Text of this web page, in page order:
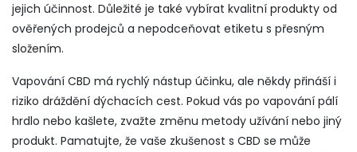
jejich účinnost. Důležité je také vybírat kvalitní produkty od
ověřených prodejců a nepodceňovat etiketu s přesným
složením.
Vapování CBD má rychlý nástup účinku, ale někdy přináší i
riziko dráždění dýchacích cest. Pokud vás po vapování pálí
hrdlo nebo kašlete, zvažte změnu metody užívání nebo jiný
produkt. Pamatujte, že vaše zkušenost s CBD se může